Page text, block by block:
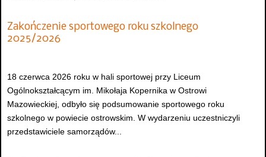
Zakończenie sportowego roku szkolnego
2025/2026
18 czerwca 2026 roku w hali sportowej przy Liceum
Ogólnokształcącym im. Mikołaja Kopernika w Ostrowi
Mazowieckiej, odbyło się podsumowanie sportowego roku
szkolnego w powiecie ostrowskim. W wydarzeniu uczestniczyli
przedstawiciele samorządów...